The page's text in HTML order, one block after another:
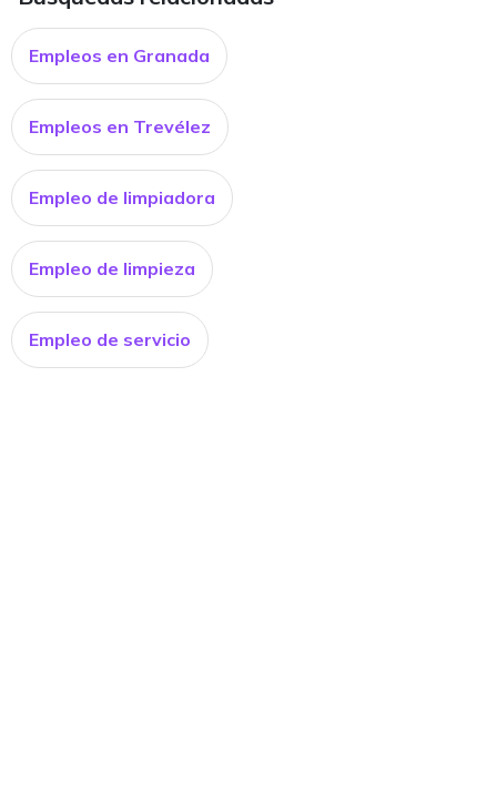
Empleos en Granada
Empleos en Trevélez
Empleo de limpiadora
Empleo de limpieza
Empleo de servicio